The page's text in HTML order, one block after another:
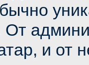
От
и от